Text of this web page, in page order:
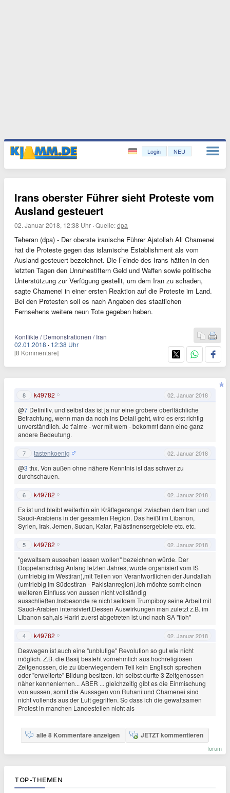
Login NEU
Irans oberster Führer sieht Proteste vom
Ausland gesteuert
02. Januar 2018, 12:38 Uhr ·Quelle:dpa
Teheran (dpa) - Der oberste iranische Führer Ajatollah Ali Chamenei
hat die Proteste gegen das islamische Establishment als vom
Ausland gesteuert bezeichnet. Die Feinde des Irans hätten in den
letzten Tagen den Unruhestiftern Geld und Waffen sowie politische
Unterstützung zur Verfügung gestellt, um dem Iran zu schaden,
sagte Chamenei in einer ersten Reaktion auf die Proteste im Land.
Bei den Protesten soll es nach Angaben des staatlichen
Fernsehens weitere neun Tote gegeben haben.
Konflikte / Demonstrationen / Iran
02.01.2018 · 12:38 Uhr
[8 Kommentare]
8 k49782 02. Januar 2018
@7 Definitiv, und selbst das ist ja nur eine grobere oberflächliche
Betrachtung, wenn man da noch ins Detail geht, wird es erst richtig
unverständlich. Je t’aime - wer mit wem - bekommt dann eine ganz
andere Bedeutung.
7 tastenkoenig 02. Januar 2018
@3 thx. Von außen ohne nähere Kenntnis ist das schwer zu
durchschauen.
6 k49782 02. Januar 2018
Es ist und bleibt weiterhin ein Kräftegerangel zwischen dem Iran und
Saudi-Arabiens in der gesamten Region. Das heißt im Libanon,
Syrien, Irak, Jemen, Sudan, Katar, Palästinensergebiete etc. etc.
5 k49782 02. Januar 2018
"gewaltsam aussehen lassen wollen" bezeichnen würde. Der
Doppelanschlag Anfang letzten Jahres, wurde organisiert vom IS
(umtriebig im Westiran),mit Teilen von Verantwortlichen der Jundallah
(umtriebig im Südostiran - Pakistanregion).Ich möchte somit einen
weiteren Einfluss von aussen nicht vollständig
ausschließen.Insbesonde re nicht seitdem Trumpiboy seine Arbeit mit
Saudi-Arabien intensiviert.Dessen Auswirkungen man zuletzt z.B. im
Libanon sah,als Hariri zuerst abgetreten ist und nach SA "floh"
4 k49782 02. Januar 2018
Deswegen ist auch eine "unblutige" Revolution so gut wie nicht
möglich. Z.B. die Basij besteht vornehmlich aus hochreligiösen
Zeitgenossen, die zu überwiegendem Teil kein Englisch sprechen
oder "erweiterte" Bildung besitzen. Ich selbst durfte 3 Zeitgenossen
näher kennenlernen... ABER ... gleichzeitig gibt es die Einmischung
von aussen, somit die Aussagen von Ruhani und Chamenei sind
nicht vollends aus der Luft gegriffen. So dass ich die gewaltsamen
Protest in manchen Landesteilen nicht als
alle 8 Kommentare anzeigen JETZT kommentieren
forum
TOP-THEMEN